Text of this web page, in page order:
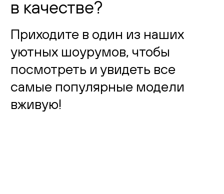
в качестве?
Приходите в один из наших
уютных шоурумов, чтобы
посмотреть и увидеть все
самые популярные модели
вживую!